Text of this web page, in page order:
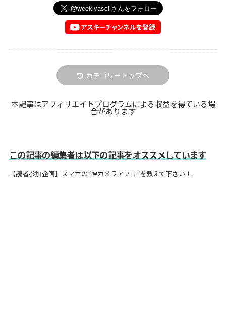
カテゴリートップへ
本記事はアフィリエイトプログラムによる収益を得ている場
合があります
この記事の編集者は以下の記事をオススメしています
【読者参加企画】スマホの”神カメラアプリ”を教えて下さい！